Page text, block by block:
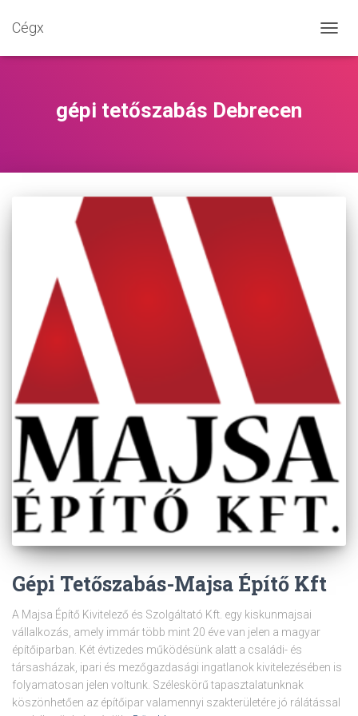
Cégx
BE-/
gépi tetőszabás Debrecen
Gépi Tetőszabás-Majsa Építő Kft
A Majsa Építő Kivitelező és Szolgáltató Kft. egy kiskunmajsai
vállalkozás, amely immár több mint 20 éve van jelen a magyar
építőiparban. Két évtizedes működésünk alatt a családi- és
társasházak, ipari és mezőgazdasági ingatlanok kivitelezésében is
folyamatosan jelen voltunk. Széleskörű tapasztalatunknak
köszönhetően az építőipar valamennyi szakterületére jó rálátással